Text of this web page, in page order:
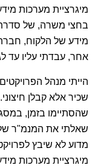
מיגרציית מערכות
בחצי משרה, של סדרת
מידע של הלקוח, חברה
אחר, עבדתי עליו עד
הייתי מנהל
שכיר אלא קבלן
שהסתיימו בזמן,
שאלתי את המנמ"ר של
מדוע לא שיבץ